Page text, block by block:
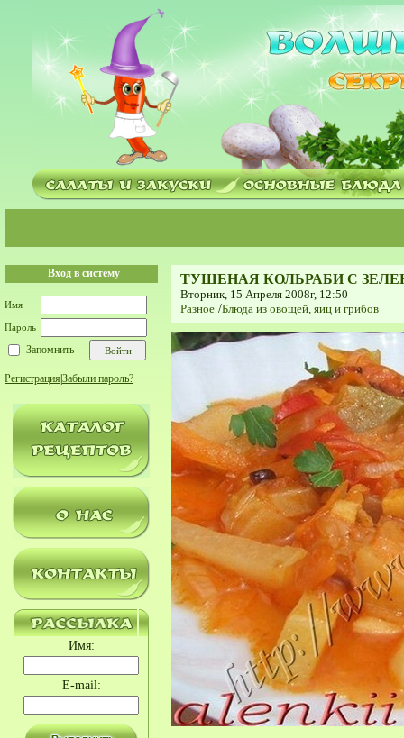
Вход в систему
Имя
Пароль
Запомнить
Регистрация Забыли пароль?
Имя:
E-mail:
ТУШЕНАЯ КОЛЬРАБИ С
Вторник, 15 Апреля 2008г, 12:50
Разное /Блюда из овощей, яиц и грибов